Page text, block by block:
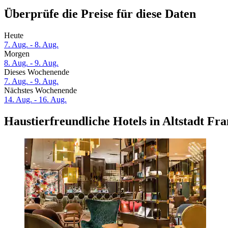
Überprüfe die Preise für diese Daten
Heute
7. Aug. - 8. Aug.
Morgen
8. Aug. - 9. Aug.
Dieses Wochenende
7. Aug. - 9. Aug.
Nächstes Wochenende
14. Aug. - 16. Aug.
Haustierfreundliche Hotels in Altstadt